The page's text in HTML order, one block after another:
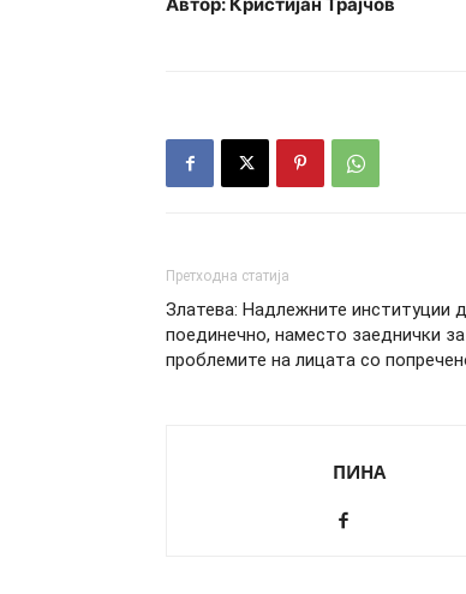
Претходна статија
Златева: Надлежните институции
поединечно, наместо заеднички за
проблемите на лицата со
ПИНА